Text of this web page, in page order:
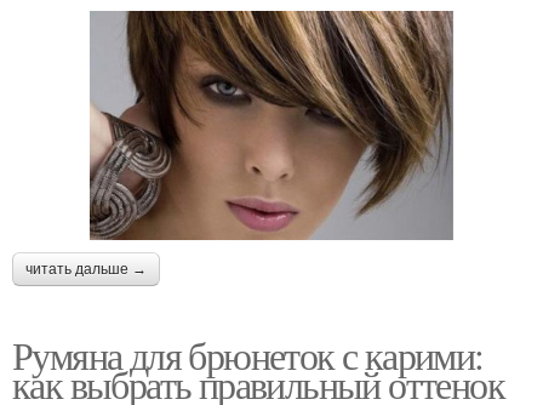
читать дальше →
Румяна для брюнеток с карими:
как выбрать правильный оттенок